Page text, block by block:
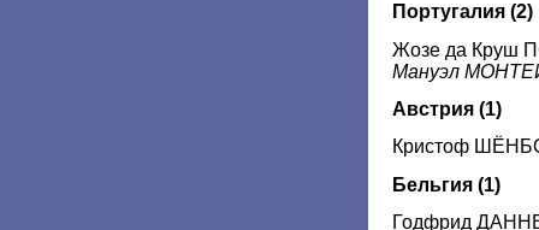
Португалия (2)
Жозе да Круш
Мануэл
Австрия (1)
Кристоф
Бельгия (1)
Годфрид